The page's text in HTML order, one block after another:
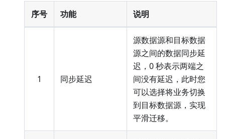
序号 功能 说明
1 同步延迟
源数据源和目标数据
源之间的数据同步延
迟，0 秒表示两端之
间没有延迟，此时您
可以选择将业务切换
到目标数据源，实现
平滑迁移。